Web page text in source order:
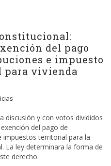
del pago
e impuesto
vivienda
discusión y con votos divididos
del pago de
impuestos territorial para la
La ley determinara la forma de
derecho.